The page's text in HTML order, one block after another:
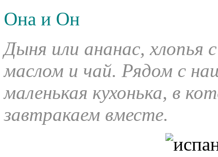
Она и Он
Дыня или ананас, хлопья
маслом и чай. Рядом с
маленькая кухонька, в
завтракаем вместе.